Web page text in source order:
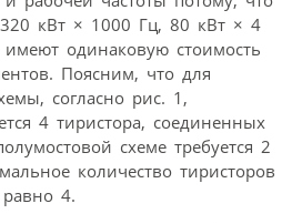
кВт × 1000 Гц, 80 кВт × 4
одинаковую стоимость
Поясним, что для
согласно рис. 1,
4 тиристора, соединенных
схеме требуется 2
количество тиристоров
4.